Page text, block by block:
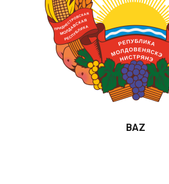
BAZ